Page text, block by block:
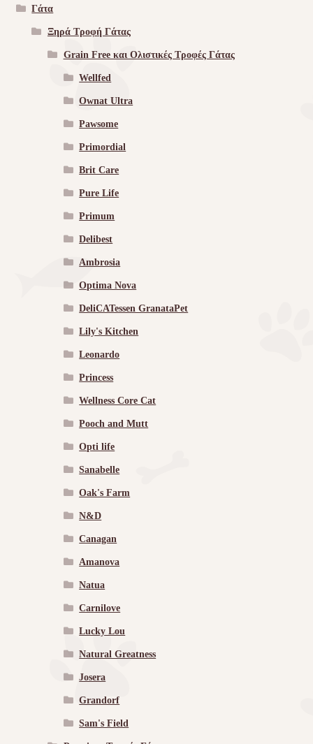
Γάτα
Ξηρά Τροφή Γάτας
Grain Free και Ολιστικές Τροφές Γάτας
Wellfed
Ownat Ultra
Pawsome
Primordial
Brit Care
Pure Life
Primum
Delibest
Ambrosia
Optima Nova
DeliCATessen GranataPet
Lily's Kitchen
Leonardo
Princess
Wellness Core Cat
Pooch and Mutt
Opti life
Sanabelle
Oak's Farm
N&D
Canagan
Amanova
Natua
Carnilove
Lucky Lou
Natural Greatness
Josera
Grandorf
Sam's Field